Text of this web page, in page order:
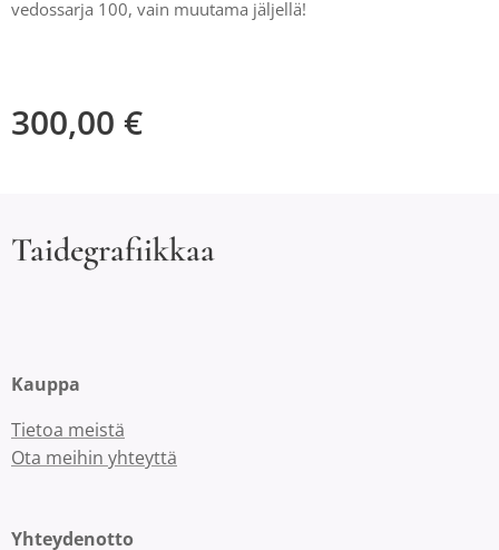
vedossarja 100, vain muutama jäljellä!
300,00 €
Taidegrafiikkaa
Kauppa
Tietoa meistä
Ota meihin yhteyttä
Yhteydenotto